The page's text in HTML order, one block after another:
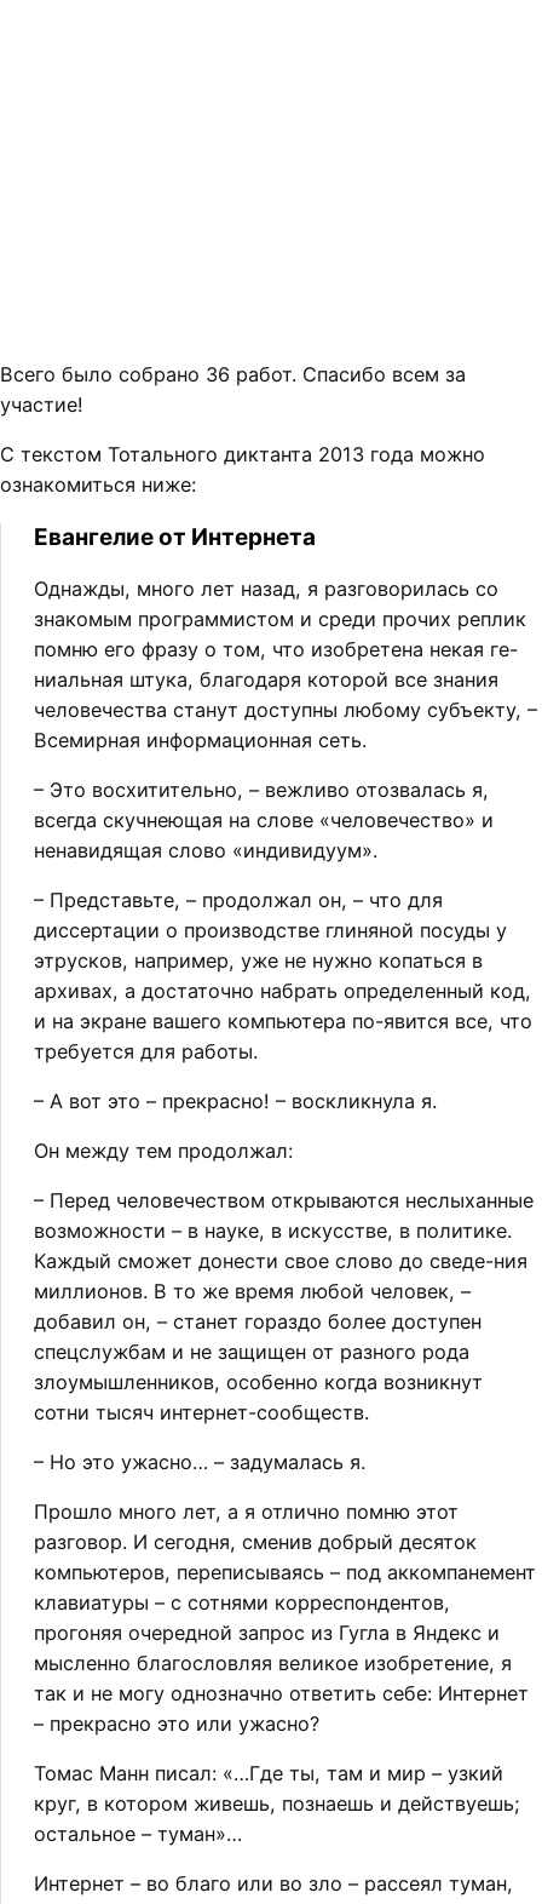
Всего было собрано 36 работ. Спасибо всем за
участие!
С текстом Тотального диктанта 2013 года можно
ознакомиться ниже:
Евангелие от Интернета
Однажды, много лет назад, я разговорилась со
знакомым программистом и среди прочих реплик
помню его фразу о том, что изобретена некая ге-
ниальная штука, благодаря которой все знания
человечества станут доступны любому субъекту, –
Всемирная информационная сеть.
– Это восхитительно, – вежливо отозвалась я,
всегда скучнеющая на слове «человечество» и
ненавидящая слово «индивидуум».
– Представьте, – продолжал он, – что для
диссертации о производстве глиняной посуды у
этрусков, например, уже не нужно копаться в
архивах, а достаточно набрать определенный код,
и на экране вашего компьютера по-явится все, что
требуется для работы.
– А вот это – прекрасно! – воскликнула я.
Он между тем продолжал:
– Перед человечеством открываются неслыханные
возможности – в науке, в искусстве, в политике.
Каждый сможет донести свое слово до сведе-ния
миллионов. В то же время любой человек, –
добавил он, – станет гораздо более доступен
спецслужбам и не защищен от разного рода
злоумышленников, особенно когда возникнут
сотни тысяч интернет-сообществ.
– Но это ужасно… – задумалась я.
Прошло много лет, а я отлично помню этот
разговор. И сегодня, сменив добрый десяток
компьютеров, переписываясь – под аккомпанемент
клавиатуры – с сотнями корреспондентов,
прогоняя очередной запрос из Гугла в Яндекс и
мысленно благословляя великое изобретение, я
так и не могу однозначно ответить себе: Интернет
– прекрасно это или ужасно?
Томас Манн писал: «…Где ты, там и мир – узкий
круг, в котором живешь, познаешь и действуешь;
остальное – туман»…
Интернет – во благо или во зло – рассеял туман,